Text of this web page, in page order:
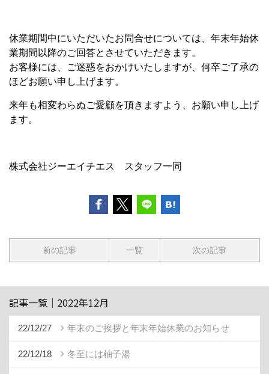
休業期間中にいただいたお問合せについては、年末年始休
業期間以降のご回答とさせていただきます。
お客様には、ご迷惑をおかけいたしますが、何卒ご了承の
ほどお願い申し上げます。
来年も相変わらぬご愛顧を頂きますよう、お願い申し上げ
ます。
株式会社ジーエイチエス スタッフ一同
前の記事 一覧 次の記事
記事一覧｜2022年12月
22/12/27 年末のご挨拶と年末年始休業のお知らせ
22/12/18 冬至には柚子湯